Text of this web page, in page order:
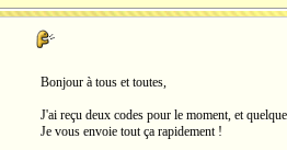
Bonjour à tous et toutes,
J'ai reçu deux codes pour le moment, et
Je vous envoie tout ça rapidement !